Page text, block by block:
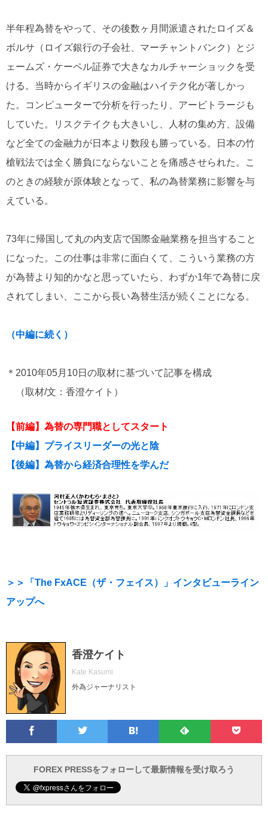
半年程為替をやって、その後数ヶ月間派遣されたロイズ＆
ボルサ（ロイズ銀行の子会社、マーチャントバンク）とジ
ェームズ・ケーペル証券で大きなカルチャーショックを受
ける。当時からイギリスの金融はハイテク化が著しかっ
た。コンピューターで分析を行ったり、アービトラージも
していた。リスクテイクも大きいし、人材の集め方、設備
など全ての金融力が日本より数段も勝っている。日本の竹
槍戦法では全く勝負にならないことを痛感させられた。こ
のときの経験が原体験となって、私の為替業務に影響を与
えている。
73年に帰国して丸の内支店で国際金融業務を担当すること
になった。この仕事は非常に面白くて、こういう業務の方
が為替より知的かなと思っていたら、わずか1年で為替に戻
されてしまい、ここから長い為替生活が続くことになる。
（中編に続く）
＊2010年05月10日の取材に基づいて記事を構成
（取材/文：香澄ケイト）
【前編】為替の専門職としてスタート
【中編】プライスリーダーの光と陰
【後編】為替から経済合理性を学んだ
＞＞「The FxACE（ザ・フェイス）」インタビューライン
アップへ
香澄ケイト
Kate Kasumi
外為ジャーナリスト
Twitter
て
ブ
で
ォ
ロ
ー
で
と
で
FOREX PRESSをフォローして最新情報を受け取ろう